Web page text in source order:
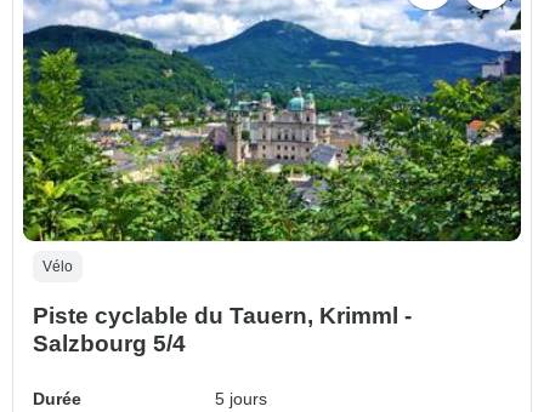
Vélo
Piste cyclable du Tauern, Krimml -
Salzbourg 5/4
Durée
5 jours